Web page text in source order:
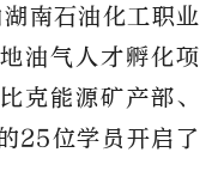
南石油化工职业
油气人才孵化项
克能源矿产部、
25位学员开启了